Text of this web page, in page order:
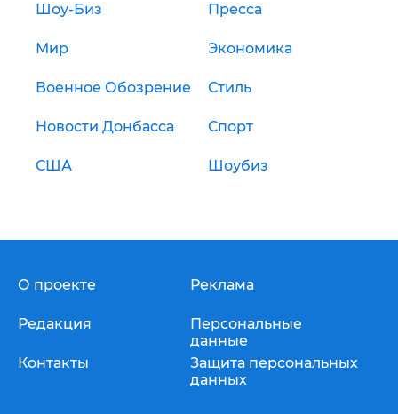
Шоу-Биз Пресса
Мир Экономика
Военное Обозрение Стиль
Новости Донбасса Спорт
США Шоубиз
О проекте
Редакция
Контакты
Реклама
Персональные
данные
Защита персональных
данных